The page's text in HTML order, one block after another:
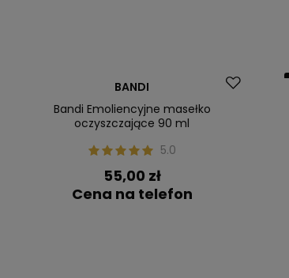
BANDI
Bandi Emoliencyjne masełko
oczyszczające 90 ml
5.0
55,00 zł
Cena na telefon